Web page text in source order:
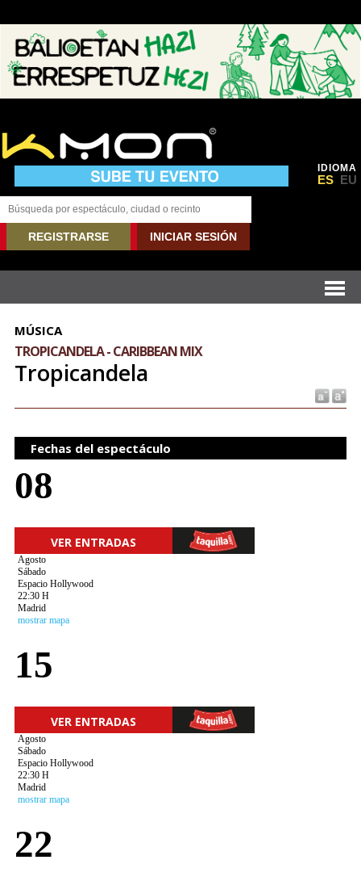
IDIOMA
ES EU
REGISTRARSE INICIAR SESIÓN
MÚSICA
TROPICANDELA - CARIBBEAN MIX
Tropicandela
Fechas del espectáculo
08
VER ENTRADAS
Agosto
Sábado
Espacio Hollywood
22:30 H
Madrid
mostrar mapa
15
VER ENTRADAS
Agosto
Sábado
Espacio Hollywood
22:30 H
Madrid
mostrar mapa
22